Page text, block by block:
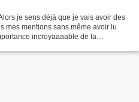
je sens déjà que je vais avoir des
mes mentions sans même avoir lu
incroyaaaable de la